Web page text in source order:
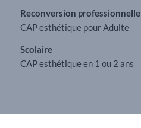
Reconversion professionnelle
CAP esthétique pour Adulte
Scolaire
CAP esthétique en 1 ou 2 ans